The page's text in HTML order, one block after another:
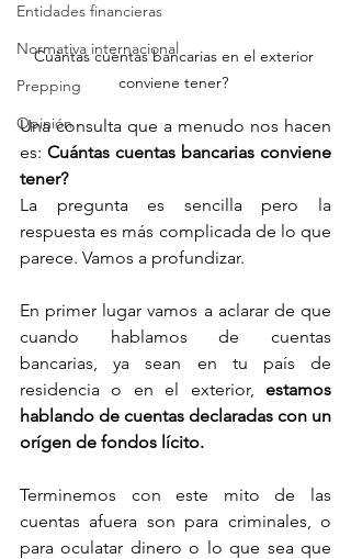
Entidades financieras
Normativa internacional
Prepping
Opinión
Cuántas cuentas bancarias en el exterior
conviene tener?
Una consulta que a menudo nos hacen
es: Cuántas cuentas bancarias conviene
tener?
La pregunta es sencilla pero la
respuesta es más complicada de lo que
parece. Vamos a profundizar.
En primer lugar vamos a aclarar de que
cuando hablamos de cuentas
bancarias, ya sean en tu país de
residencia o en el exterior, estamos
hablando de cuentas declaradas con un
orígen de fondos lícito.
Terminemos con este mito de las
cuentas afuera son para criminales, o
para oculatar dinero o lo que sea que